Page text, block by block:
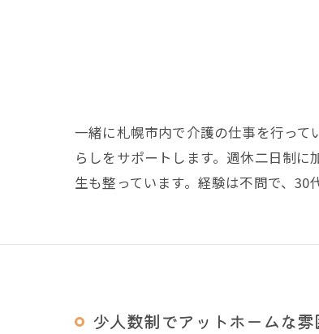
一緒に札幌市内で介護の仕事を行っ
らしをサポートします。週休二日制
生も整っています。経験は不問で、
少人数制でアットホームな